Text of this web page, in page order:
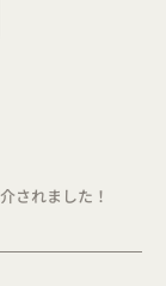
されました！